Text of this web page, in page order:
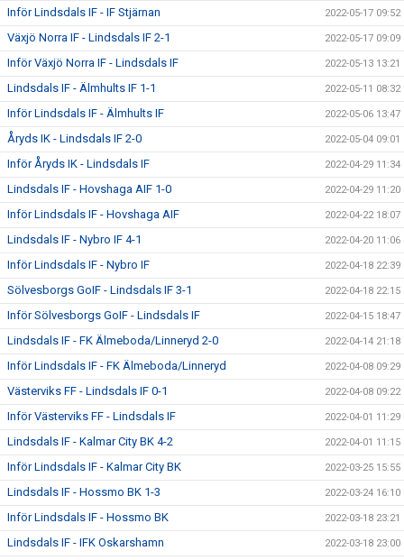
Inför Lindsdals IF - IF Stjärnan 2022-05-17 09:52
Växjö Norra IF - Lindsdals IF 2-1 2022-05-17 09:09
Inför Växjö Norra IF - Lindsdals IF 2022-05-13 13:21
Lindsdals IF - Älmhults IF 1-1 2022-05-11 08:32
Inför Lindsdals IF - Älmhults IF 2022-05-06 13:47
Åryds IK - Lindsdals IF 2-0 2022-05-04 09:01
Inför Åryds IK - Lindsdals IF 2022-04-29 11:34
Lindsdals IF - Hovshaga AIF 1-0 2022-04-29 11:20
Inför Lindsdals IF - Hovshaga AIF 2022-04-22 18:07
Lindsdals IF - Nybro IF 4-1 2022-04-20 11:06
Inför Lindsdals IF - Nybro IF 2022-04-18 22:39
Sölvesborgs GoIF - Lindsdals IF 3-1 2022-04-18 22:15
Inför Sölvesborgs GoIF - Lindsdals IF 2022-04-15 18:47
Lindsdals IF - FK Älmeboda/Linneryd 2-0 2022-04-14 21:18
Inför Lindsdals IF - FK Älmeboda/Linneryd 2022-04-08 09:29
Västerviks FF - Lindsdals IF 0-1 2022-04-08 09:22
Inför Västerviks FF - Lindsdals IF 2022-04-01 11:29
Lindsdals IF - Kalmar City BK 4-2 2022-04-01 11:15
Inför Lindsdals IF - Kalmar City BK 2022-03-25 15:55
Lindsdals IF - Hossmo BK 1-3 2022-03-24 16:10
Inför Lindsdals IF - Hossmo BK 2022-03-18 23:21
Lindsdals IF - IFK Oskarshamn 2022-03-18 23:00